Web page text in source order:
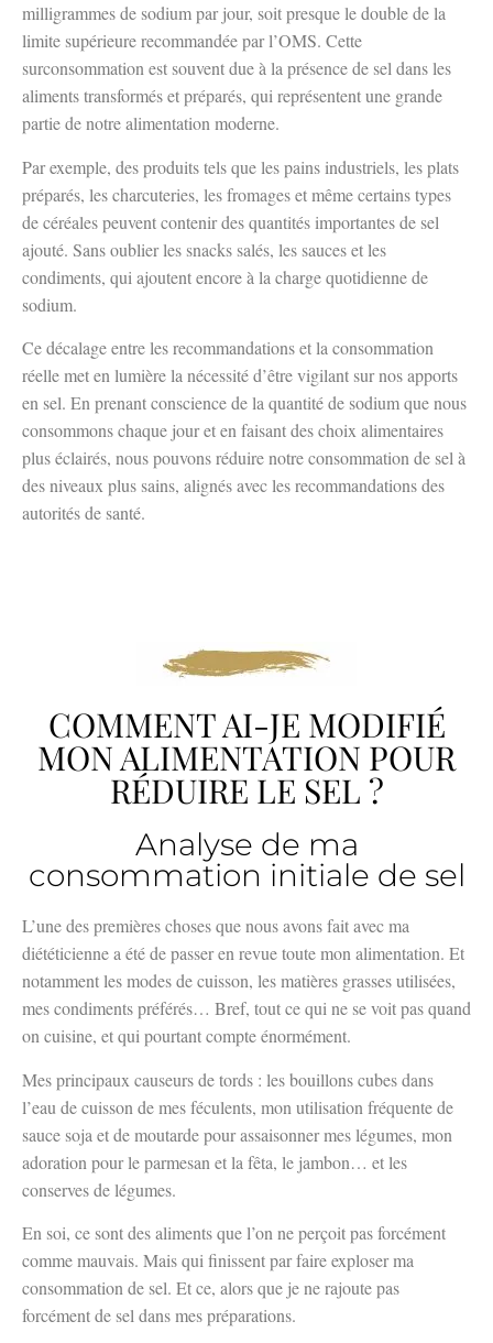
milligrammes de sodium par jour, soit presque le double de la
limite supérieure recommandée par l’OMS. Cette
surconsommation est souvent due à la présence de sel dans les
aliments transformés et préparés, qui représentent une grande
partie de notre alimentation moderne.
Par exemple, des produits tels que les pains industriels, les plats
préparés, les charcuteries, les fromages et même certains types
de céréales peuvent contenir des quantités importantes de sel
ajouté. Sans oublier les snacks salés, les sauces et les
condiments, qui ajoutent encore à la charge quotidienne de
sodium.
Ce décalage entre les recommandations et la consommation
réelle met en lumière la nécessité d’être vigilant sur nos apports
en sel. En prenant conscience de la quantité de sodium que nous
consommons chaque jour et en faisant des choix alimentaires
plus éclairés, nous pouvons réduire notre consommation de sel à
des niveaux plus sains, alignés avec les recommandations des
autorités de santé.
COMMENT AI-JE MODIFIÉ
MON ALIMENTATION POUR
RÉDUIRE LE SEL ?
Analyse de ma
consommation initiale de sel
L’une des premières choses que nous avons fait avec ma
diététicienne a été de passer en revue toute mon alimentation. Et
notamment les modes de cuisson, les matières grasses utilisées,
mes condiments préférés… Bref, tout ce qui ne se voit pas quand
on cuisine, et qui pourtant compte énormément.
Mes principaux causeurs de tords : les bouillons cubes dans
l’eau de cuisson de mes féculents, mon utilisation fréquente de
sauce soja et de moutarde pour assaisonner mes légumes, mon
adoration pour le parmesan et la fêta, le jambon… et les
conserves de légumes.
En soi, ce sont des aliments que l’on ne perçoit pas forcément
comme mauvais. Mais qui finissent par faire exploser ma
consommation de sel. Et ce, alors que je ne rajoute pas
forcément de sel dans mes préparations.